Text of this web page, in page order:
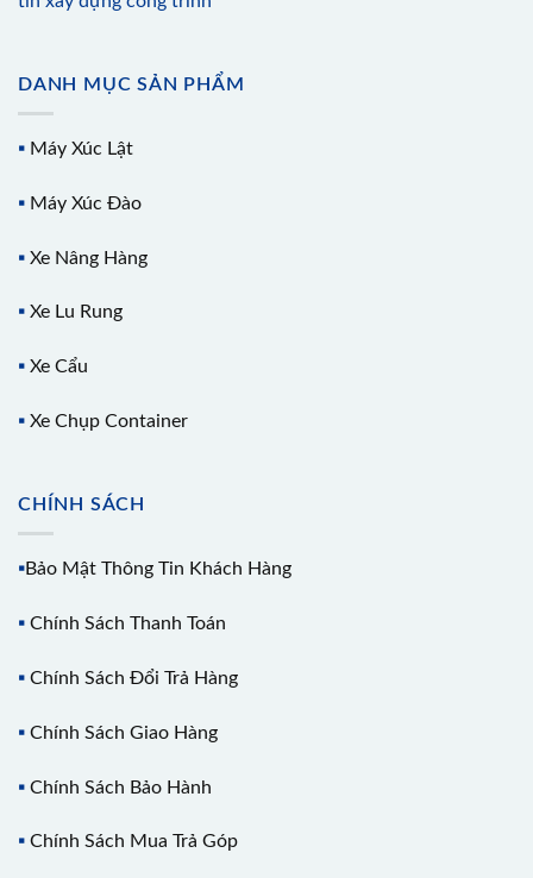
DANH MỤC SẢN PHẨM
▪️ Máy Xúc Lật
▪️ Máy Xúc Đào
▪️ Xe Nâng Hàng
▪️ Xe Lu Rung
▪️ Xe Cẩu
▪️ Xe Chụp Container
CHÍNH SÁCH
▪️Bảo Mật Thông Tin Khách Hàng
▪️ Chính Sách Thanh Toán
▪️ Chính Sách Đổi Trả Hàng
▪️ Chính Sách Giao Hàng
▪️ Chính Sách Bảo Hành
▪️ Chính Sách Mua Trả Góp